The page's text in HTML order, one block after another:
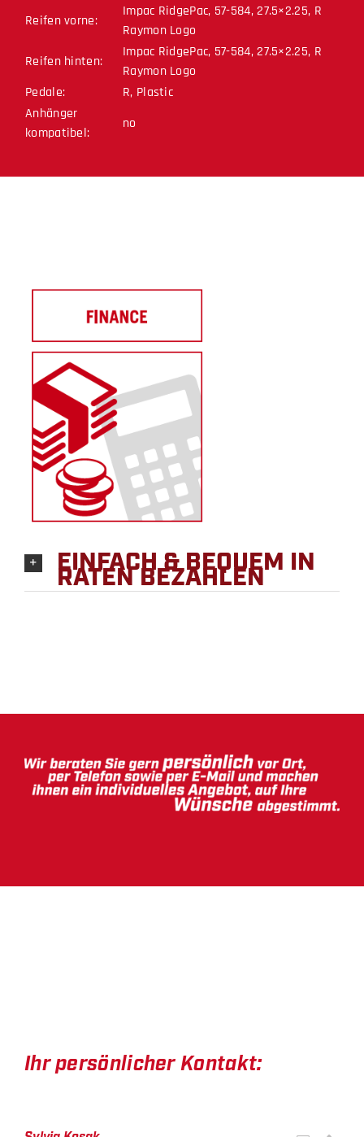
Reifen vorne:
Impac RidgePac, 57-584, 27.5×2.25, R
Raymon Logo
Reifen hinten:
Impac RidgePac, 57-584, 27.5×2.25, R
Raymon Logo
Pedale:
R, Plastic
Anhänger
kompatibel:
no
EINFACH & BEQUEM IN
RATEN BEZAHLEN
Ihr persönlicher Kontakt: